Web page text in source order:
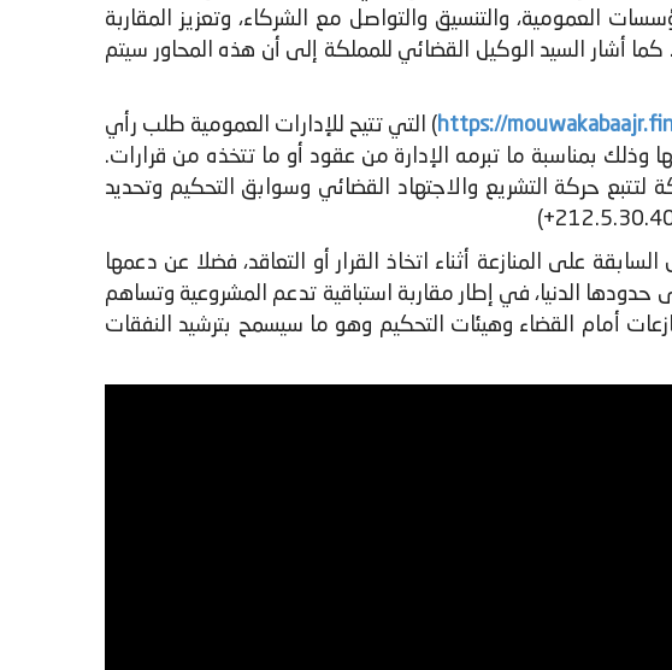
العمومية، والتنسيق والتواصل مع الشركاء، وتعزيز المقاربة
كما أشار السيد الوكيل القضائي للمملكة إلى أن هذه المحاور سيتم
https://) التي تتيح للإدارات العمومية طلب رأي
وذلك بمناسبة ما تبرمه الإدارة من عقود أو ما تتخذه من قرارات.
حركة التشريع والاجتهاد القضائي وسوابق التحكيم وتحديد
على المنازعة أثناء اتخاذ القرار أو التعاقد، فضلا عن دعمها
حدودها الدنيا، في إطار مقاربة استباقية تدعم المشروعية وتساهم
أمام القضاء وهيئات التحكيم وهو ما سيسمح بترشيد النفقات